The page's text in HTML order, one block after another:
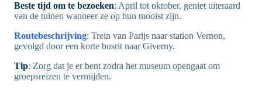
Beste tijd om te bezoeken: April tot oktober, geniet uiteraard
van de tuinen wanneer ze op hun mooist zijn.
Routebeschrijving: Trein van Parijs naar station Vernon,
gevolgd door een korte busrit naar Giverny.
Tip: Zorg dat je er bent zodra het museum opengaat om
groepsreizen te vermijden.